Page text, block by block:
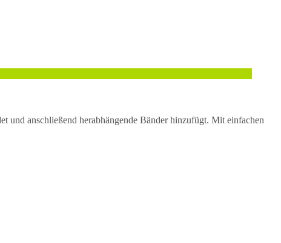
und anschließend herabhängende Bänder hinzufügt. Mit einfachen